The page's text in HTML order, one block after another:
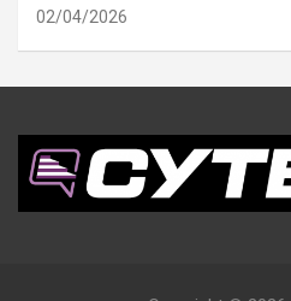
02/04/2026